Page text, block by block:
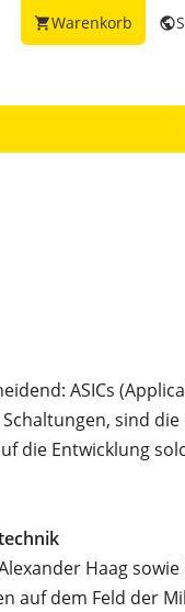
public
shopping_cartWarenkorb
ASICs
sind die
die Entwicklung
Haag
auf dem Feld der